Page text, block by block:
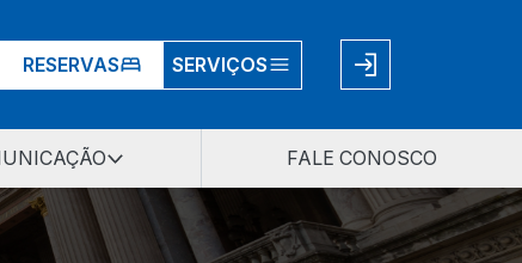
RESERVAS SERVIÇOS
FALE CONOSCO